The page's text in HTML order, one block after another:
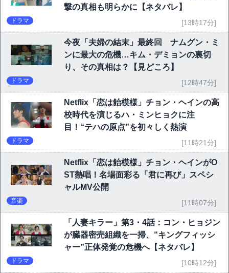
撃の真相も明らかに【ネタバレ】
ドラマ [13時17分]
今夜「夫婦の結末」最終回 ナムグン・ミ
ンに最大の危機…キム・デミョンの裏切
り、その真相は？【見どころ】
ドラマ [12時47分]
Netflix「恋は飴模様」チョン・ヘインの高
校時代を演じるハ・ミンヒョクに注
目！“テハの原点”を初々しく熱演
ドラマ [11時21分]
Netflix「恋は飴模様」チョン・ヘインがO
ST熱唱！名場面彩る「君に再び」スペシ
ャルMV公開
音楽 [11時07分]
「人妻キラー」第3・4話：コン・ヒョジン
が臓器密売組織を一掃、“キングフィッシ
ャー”正体発覚の危機へ【ネタバレ】
ドラマ [10時12分]